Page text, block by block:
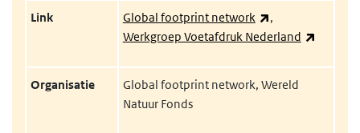
Link Global footprint network (externe link)
,
Werkgroep Voetafdruk Nederland
Organisatie
Global footprint network, Wereld
Natuur Fonds